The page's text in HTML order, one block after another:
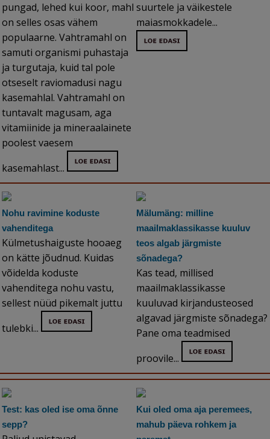
pungad, lehed kui koor, mahl
on selles osas vähem
populaarne. Vahtramahl on
samuti organismi puhastaja
ja turgutaja, kuid tal pole
otseselt raviomadusi nagu
kasemahlal. Vahtramahl on
tuntavalt magusam, aga
vitamiinide ja mineraalainete
poolest vaesem
kasemahlast...
suurtele ja väikestele
maiasmokkadele...
Nohu ravimine koduste
vahenditega
Külmetushaiguste hooaeg
on kätte jõudnud. Kuidas
võidelda koduste
vahenditega nohu vastu,
sellest nüüd pikemalt juttu
tulebki...
Mälumäng: milline
maailmaklassikasse kuuluv
teos algab järgmiste
sõnadega?
Kas tead, millised
maailmaklassikasse
kuuluvad kirjandusteosed
algavad järgmiste sõnadega?
Pane oma teadmised
proovile...
Test: kas oled ise oma õnne
sepp?
Kui oled oma aja peremees,
mahub päeva rohkem ja